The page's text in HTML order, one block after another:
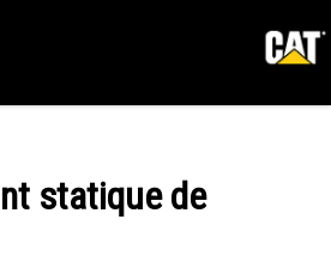
statique de